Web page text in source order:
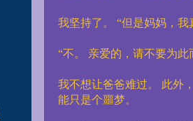
我坚持了。 “但是妈妈，我
“不。 亲爱的，请不要为此
我不想让爸爸难过。
此外
能只是个噩梦。